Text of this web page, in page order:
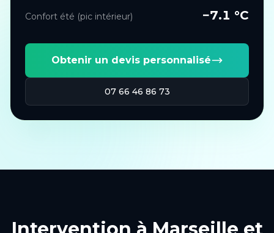
Confort été (pic intérieur) −7.1 °C
Obtenir un devis personnalisé
07 66 46 86 73